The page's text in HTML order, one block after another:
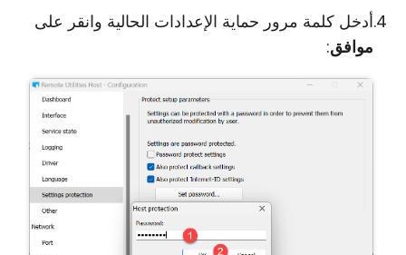
أدخل كلمة مرور حماية الإعدادات الحالية وانقر على
موافق: